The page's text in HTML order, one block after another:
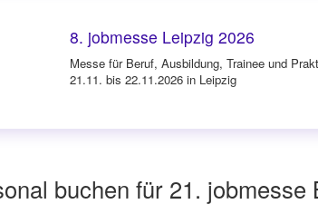
8. jobmesse Leipzig 2026
Messe für Beruf, Ausbildung, Trainee und
21.11. bis 22.11.2026 in Leipzig
buchen für 21. jobmesse